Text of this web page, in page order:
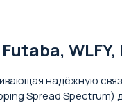
WLFY,
надёжную
Spread